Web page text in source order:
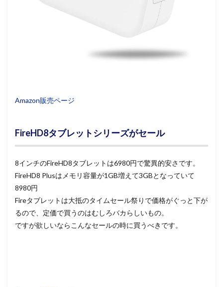
Amazon販売ページ
FireHD8タブレットシリーズがセール
8インチのFireHD8タブレットは6980円で驚異的安さです。
FireHD8 Plusはメモリ容量が1GB増えて3GBとなっていて
8980円
Fireタブレットは大抵のタイムセール祭りで価格がぐっと下が
るので、定価で買うのはむしろバカらしいもの。
ですが欲しいならこんなセールの時に買うべきです。